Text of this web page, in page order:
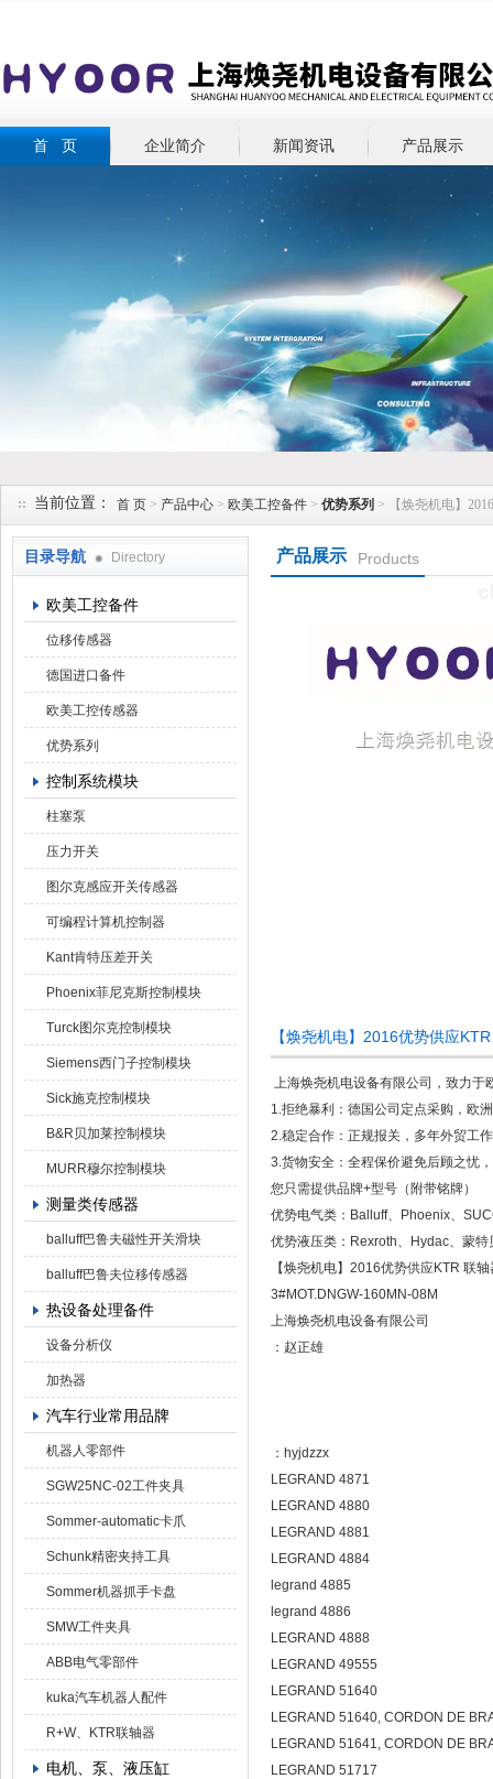
首 页 企业简介 新闻资讯 产品展示
当前位置： 首 页 > 产品中心 > 欧美工控备件 > 优势系列 > 【焕尧机电】
目录导航 Directory
欧美工控备件
位移传感器
德国进口备件
欧美工控传感器
优势系列
控制系统模块
柱塞泵
压力开关
图尔克感应开关传感器
可编程计算机控制器
Kant肯特压差开关
Phoenix菲尼克斯控制模块
Turck图尔克控制模块
Siemens西门子控制模块
Sick施克控制模块
B&R贝加莱控制模块
MURR穆尔控制模块
测量类传感器
balluff巴鲁夫磁性开关滑块
balluff巴鲁夫位移传感器
热设备处理备件
设备分析仪
加热器
汽车行业常用品牌
机器人零部件
SGW25NC-02工件夹具
Sommer-automatic卡爪
Schunk精密夹持工具
Sommer机器抓手卡盘
SMW工件夹具
ABB电气零部件
kuka汽车机器人配件
R+W、KTR联轴器
电机、泵、液压缸
产品展示 Products
【焕尧机电】2016优势供应
上海焕尧机电设备有限公司，致力于
1.拒绝暴利：德国公司定点采购，欧
2.稳定合作：正规报关，多年外贸工
3.货物安全：全程保价避免后顾之忧
您只需提供品牌+型号（附带铭牌）
优势电气类：Balluff、Phoenix
优势液压类：Rexroth、Hydac、蒙
【焕尧机电】2016优势供应KTR 联
3#MOT.DNGW-160MN-08M
上海焕尧机电设备有限公司
：赵正雄
：hyjdzzx
LEGRAND 4871
LEGRAND 4880
LEGRAND 4881
LEGRAND 4884
legrand 4885
legrand 4886
LEGRAND 4888
LEGRAND 49555
LEGRAND 51640
LEGRAND 51640, CORDON DE
LEGRAND 51641, CORDON DE
LEGRAND 51717